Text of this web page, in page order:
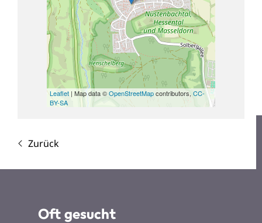
Leaflet | Map data ©OpenStreetMapcontributors, CC-
BY-SA
Zurück
Oft gesucht